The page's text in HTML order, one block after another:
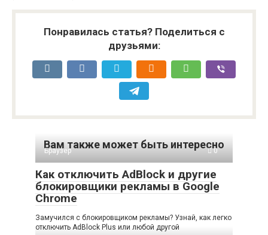
Понравилась статья? Поделиться с
друзьями:
Вам также может быть интересно
Браузер 0
Как отключить AdBlock и другие
блокировщики рекламы в Google
Chrome
Замучился с блокировщиком рекламы? Узнай, как легко
отключить AdBlock Plus или любой другой